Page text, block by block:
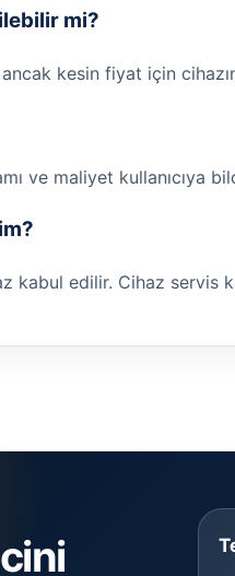
mi?
kesin fiyat için
ve maliyet kullanıcıya
edilir. Cihaz servis